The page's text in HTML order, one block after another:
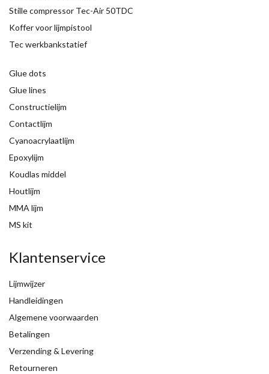
Stille compressor Tec-Air 50TDC
Koffer voor lijmpistool
Tec werkbankstatief
Glue dots
Glue lines
Constructielijm
Contactlijm
Cyanoacrylaatlijm
Epoxylijm
Koudlas middel
Houtlijm
MMA lijm
MS kit
Klantenservice
Lijmwijzer
Handleidingen
Algemene voorwaarden
Betalingen
Verzending & Levering
Retourneren